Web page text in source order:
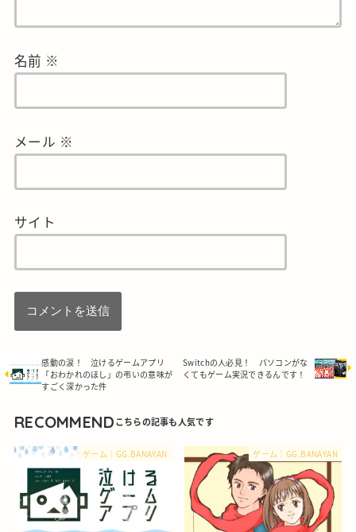
名前 ※
メール ※
サイト
感動の涙！ 泣けるゲームアプリ
「おわかれのほし」の弔いの意味が
すごく深かった件
Switchの人必見！ パソコンがな
くてもゲーム実況できるんです！
RECOMMEND
ゲーム｜GG.BANAYAN ゲーム｜GG.BANAYAN